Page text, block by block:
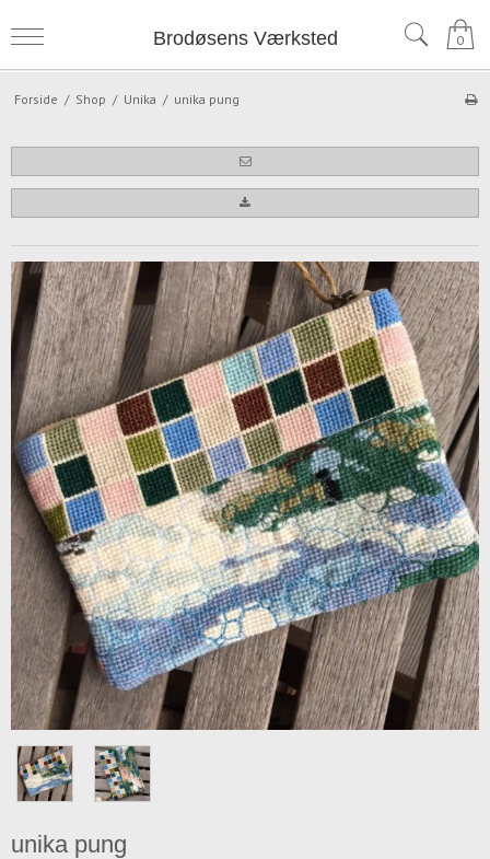
Brodøsens Værksted 0
Forside / Shop / Unika / unika pung
unika pung